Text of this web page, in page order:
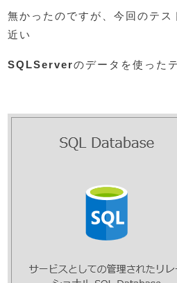
無かったのですが、今回のテス
近い
SQLServerのデータを使った